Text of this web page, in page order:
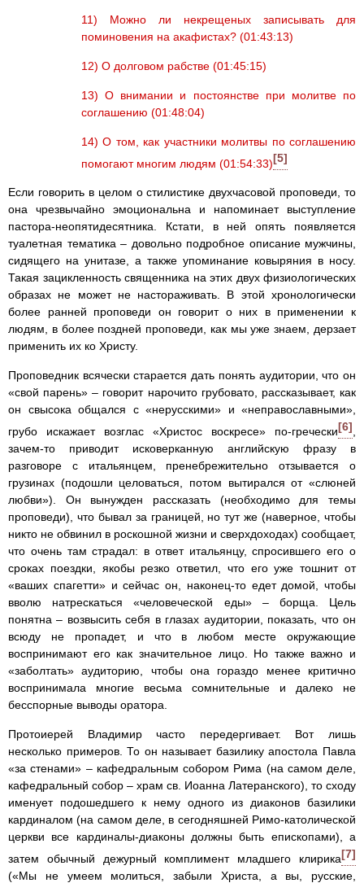
11) Можно ли некрещеных записывать для
поминовения на акафистах? (01:43:13)
12) О долговом рабстве (01:45:15)
13) О внимании и постоянстве при молитве по
соглашению (01:48:04)
14) О том, как участники молитвы по соглашению
помогают многим людям (01:54:33)[5]
Если говорить в целом о стилистике двухчасовой проповеди, то
она чрезвычайно эмоциональна и напоминает выступление
пастора-неопятидесятника. Кстати, в ней опять появляется
туалетная тематика – довольно подробное описание мужчины,
сидящего на унитазе, а также упоминание ковыряния в носу.
Такая зацикленность священника на этих двух физиологических
образах не может не настораживать. В этой хронологически
более ранней проповеди он говорит о них в применении к
людям, в более поздней проповеди, как мы уже знаем, дерзает
применить их ко Христу.
Проповедник всячески старается дать понять аудитории, что он
«свой парень» – говорит нарочито грубовато, рассказывает, как
он свысока общался с «нерусскими» и «неправославными»,
грубо искажает возглас «Христос воскресе» по-гречески[6]
зачем-то приводит исковерканную английскую фразу в
разговоре с итальянцем, пренебрежительно отзывается о
грузинах (подошли целоваться, потом вытирался от «слюней
любви»). Он вынужден рассказать (необходимо для темы
проповеди), что бывал за границей, но тут же (наверное, чтобы
никто не обвинил в роскошной жизни и сверхдоходах) сообщает,
что очень там страдал: в ответ итальянцу, спросившего его о
сроках поездки, якобы резко ответил, что его уже тошнит от
«ваших спагетти» и сейчас он, наконец-то едет домой, чтобы
вволю натрескаться «человеческой еды» – борща. Цель
понятна – возвысить себя в глазах аудитории, показать, что он
всюду не пропадет, и что в любом месте окружающие
воспринимают его как значительное лицо. Но также важно и
«заболтать» аудиторию, чтобы она гораздо менее критично
воспринимала многие весьма сомнительные и далеко не
бесспорные выводы оратора.
Протоиерей Владимир часто передергивает. Вот лишь
несколько примеров. То он называет базилику апостола Павла
«за стенами» – кафедральным собором Рима (на самом деле,
кафедральный собор – храм св. Иоанна Латеранского), то сходу
именует подошедшего к нему одного из диаконов базилики
кардиналом (на самом деле, в сегодняшней Римо-католической
церкви все кардиналы-диаконы должны быть епископами), а
затем обычный дежурный комплимент младшего клирика[7]
(«Мы не умеем молиться, забыли Христа, а вы, русские,